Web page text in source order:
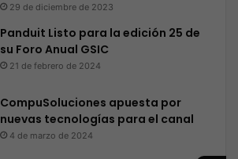
29 de diciembre de 2023
Panduit Listo para la edición 25 de
su Foro Anual GSIC
21 de febrero de 2024
CompuSoluciones apuesta por
nuevas tecnologías para el canal
4 de marzo de 2024